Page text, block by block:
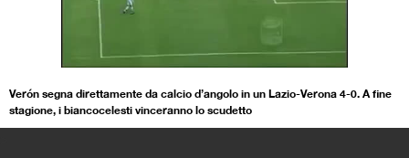
Verón segna direttamente da calcio d’angolo in un Lazio-Verona 4-0. A fine
stagione, i biancocelesti vinceranno lo scudetto